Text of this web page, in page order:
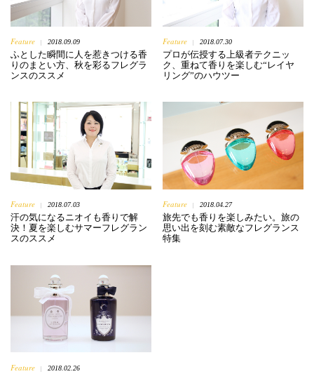
Feature 2018.09.09
ふとした瞬間に人を惹きつける香
りのまとい方、秋を彩るフレグラ
ンスのススメ
Feature 2018.07.30
プロが伝授する上級者テクニッ
ク、重ねて香りを楽しむ“レイヤ
リング”のハウツー
Feature 2018.07.03
汗の気になるニオイも香りで解
決！夏を楽しむサマーフレグラン
スのススメ
Feature 2018.04.27
旅先でも香りを楽しみたい。旅の
思い出を刻む素敵なフレグランス
特集
Feature 2018.02.26